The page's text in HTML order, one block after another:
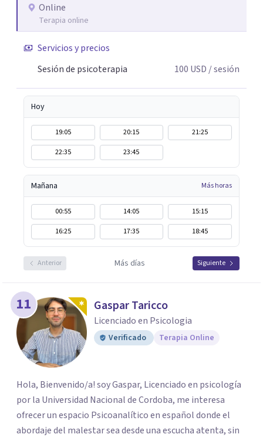
ecopsicología y el trabajo simbólico con el inconsciente,
entendiendo que cada proceso terapéutico es único y
Online
Terapia online
Servicios y precios
Sesión de psicoterapia
100 USD / sesión
Hoy
19:05 20:15
21:25
22:35
23:45
Mañana Más horas
00:55 14:05
15:15
16:25
17:35 18:45
Anterior Más días Siguiente
11 Gaspar Taricco
Licenciado en Psicologia
Verificado Terapia Online
Hola, Bienvenido/a! soy Gaspar, Licenciado en psicología
por la Universidad Nacional de Cordoba, me interesa
ofrecer un espacio Psicoanalítico en español donde el
abordaje del malestar sea desde una escucha atenta, sin